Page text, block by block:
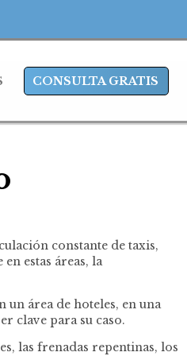
CONSULTA GRATIS
constante de taxis,
estas áreas, la
un área de hoteles, en una
clave para su caso.
las frenadas repentinas, los